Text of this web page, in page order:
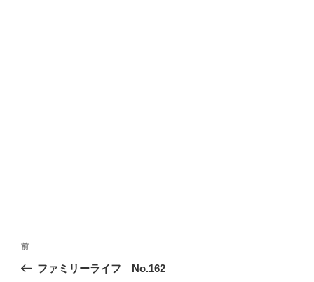
投
前
の
前
ファミリーライフ No.162